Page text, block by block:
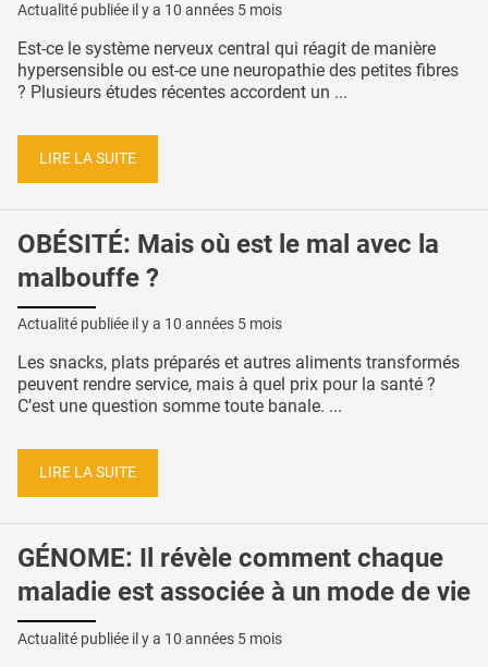
Actualité publiée il y a 10 années 5 mois
Est-ce le système nerveux central qui réagit de manière
hypersensible ou est-ce une neuropathie des petites fibres
? Plusieurs études récentes accordent un ...
LIRE LA SUITE
OBÉSITÉ: Mais où est le mal avec la
malbouffe ?
Actualité publiée il y a 10 années 5 mois
Les snacks, plats préparés et autres aliments transformés
peuvent rendre service, mais à quel prix pour la santé ?
C’est une question somme toute banale. ...
LIRE LA SUITE
GÉNOME: Il révèle comment chaque
maladie est associée à un mode de vie
Actualité publiée il y a 10 années 5 mois